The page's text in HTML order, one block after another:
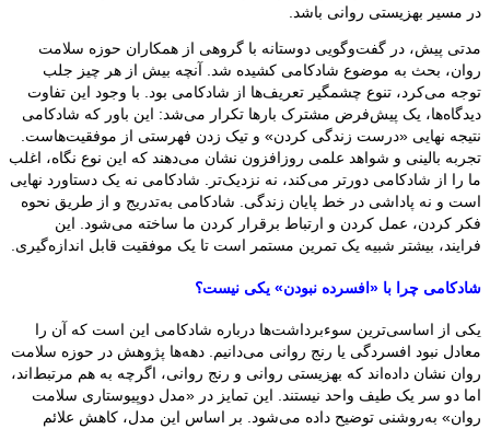
در مسیر بهزیستی روانی باشد.
مدتی پیش، در گفت‌وگویی دوستانه با گروهی از همکاران حوزه سلامت
روان، بحث به موضوع شادکامی کشیده شد. آنچه بیش از هر چیز جلب
توجه می‌کرد، تنوع چشمگیر تعریف‌ها از شادکامی بود. با وجود این تفاوت
دیدگاه‌ها، یک پیش‌فرض مشترک بارها تکرار می‌شد: این باور که شادکامی
نتیجه نهایی «درست زندگی کردن» و تیک زدن فهرستی از موفقیت‌هاست.
تجربه بالینی و شواهد علمی روزافزون نشان می‌دهند که این نوع نگاه، اغلب
ما را از شادکامی دورتر می‌کند، نه نزدیک‌تر. شادکامی نه یک دستاورد نهایی
است و نه پاداشی در خط پایان زندگی. شادکامی به‌تدریج و از طریق نحوه
فکر کردن، عمل کردن و ارتباط برقرار کردن ما ساخته می‌شود. این
فرایند، بیشتر شبیه یک تمرین مستمر است تا یک موفقیت قابل اندازه‌گیری.
شادکامی چرا با «افسرده نبودن» یکی نیست؟
یکی از اساسی‌ترین سوءبرداشت‌ها درباره شادکامی این است که آن را
معادل نبود افسردگی یا رنج روانی می‌دانیم. دهه‌ها پژوهش در حوزه سلامت
روان نشان داده‌اند که بهزیستی روانی و رنج روانی، اگرچه به هم مرتبط‌اند،
اما دو سر یک طیف واحد نیستند. این تمایز در «مدل دوپیوستاری سلامت
روان» به‌روشنی توضیح داده می‌شود. بر اساس این مدل، کاهش علائم